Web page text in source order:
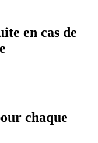
en cas de
chaque